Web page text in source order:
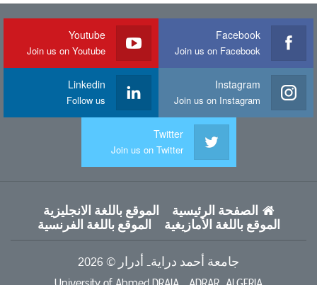
Facebook
Join us on Facebook
Youtube
Join us on Youtube
Instagram
Join us on Instagram
Linkedin
Follow us
Twitter
Join us on Twitter
الصفحة الرئيسية
الموقع باللغة الانجليزية
الموقع باللغة الأمازيغية
الموقع باللغة الفرنسية
جامعة أحمد دراية- أدرار © 2026